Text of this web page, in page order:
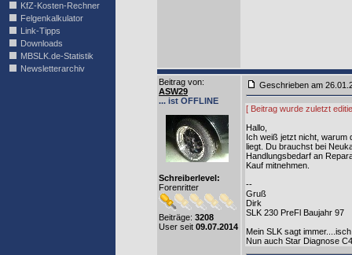
KfZ-Kosten-Rechner
Felgenkalkulator
Link-Tipps
Downloads
MBSLK.de-Statistik
Newsletterarchiv
Beitrag von:
ASW29
... ist OFFLINE
Schreiberlevel:
Forenritter
Beiträge: 3208
User seit 09.07.2014
Geschrieben am
[ Beitrag wurde zuletzt
Hallo,
Ich weiß jetzt nicht, warum
liegt. Du brauchst bei
Handlungsbedarf an
Kauf mitnehmen.
--
Gruß
Dirk
SLK 230 PreFl Baujahr 97
Mein SLK sagt
Nun auch Star Diagnose C4